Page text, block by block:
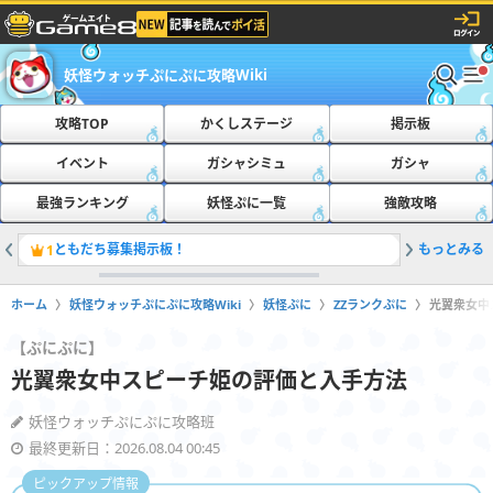
妖怪ウォッチぷにぷに攻略Wiki
攻略TOP かくしステージ 掲示板
イベント ガシャシミュ ガシャ
最強ランキング 妖怪ぷに一覧 強敵攻略
1 ともだち募集掲示板！ 2おたす
もっとみる
ホーム 妖怪ウォッチぷにぷに攻略Wiki 妖怪ぷに ZZランクぷに 光翼衆女
【ぷにぷに】
光翼衆女中スピーチ姫の評価と入手方法
妖怪ウォッチぷにぷに攻略班
最終更新日：2026.08.04 00:45
ピックアップ情報